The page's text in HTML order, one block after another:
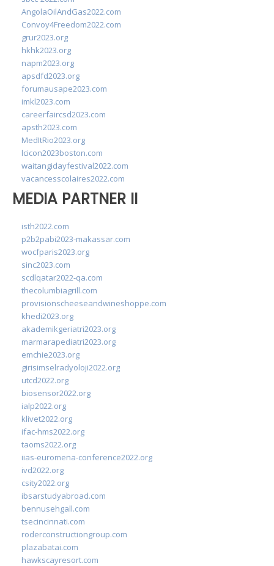
AngolaOilAndGas2022.com
Convoy4Freedom2022.com
grur2023.org
hkhk2023.org
napm2023.org
apsdfd2023.org
forumausape2023.com
imkl2023.com
careerfaircsd2023.com
apsth2023.com
MedItRio2023.org
lcicon2023boston.com
waitangidayfestival2022.com
vacancesscolaires2022.com
MEDIA PARTNER II
isth2022.com
p2b2pabi2023-makassar.com
wocfparis2023.org
sinc2023.com
scdlqatar2022-qa.com
thecolumbiagrill.com
provisionscheeseandwineshoppe.com
khedi2023.org
akademikgeriatri2023.org
marmarapediatri2023.org
emchie2023.org
girisimselradyoloji2022.org
utcd2022.org
biosensor2022.org
ialp2022.org
klivet2022.org
ifac-hms2022.org
taoms2022.org
iias-euromena-conference2022.org
ivd2022.org
csity2022.org
ibsarstudyabroad.com
bennusehgall.com
tsecincinnati.com
roderconstructiongroup.com
plazabatai.com
hawkscayresort.com